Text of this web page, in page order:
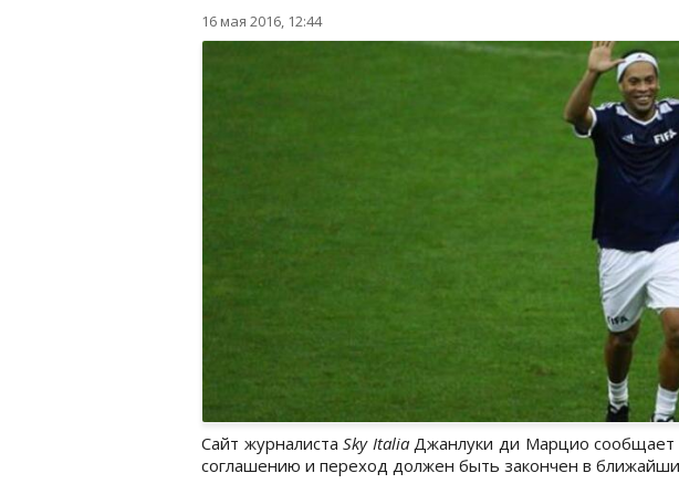
16 мая 2016, 12:44
Сайт журналистаSky ItaliaДжанлуки ди Марцио сообщает
соглашению и переход должен быть закончен в